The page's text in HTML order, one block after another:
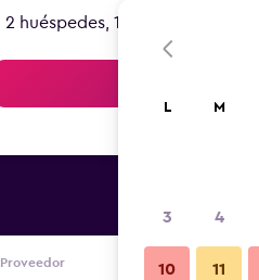
2 huéspedes, 1 habitación
Proveedor
L M
3 4
10 11